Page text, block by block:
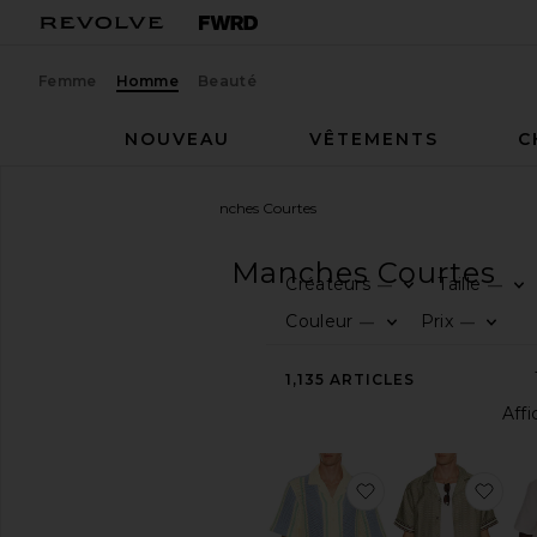
Femme Homme Beauté
NOUVEAU
VÊTEMENTS
Manches Courtes
Manches Courtes
Créateurs —
Taille—
Couleur —
Prix —
1,135 ARTICLES
ajouter aux